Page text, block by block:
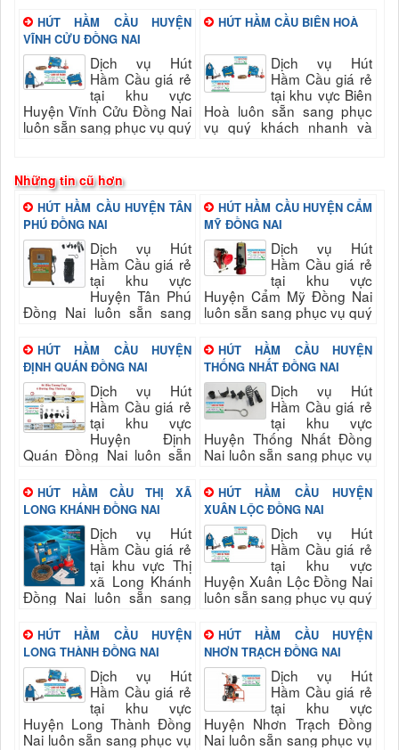
lượng hài long quý khách...
uy tín, chất lượng hài long
quý khách...
HÚT HẦM CẦU HUYỆN
VĨNH CỬU ĐỒNG NAI
Dịch vụ Hút
Hầm Cầu giá rẻ
tại khu vực
Huyện Vĩnh Cửu Đồng Nai
luôn sẵn sang phục vụ quý
quý khách...
HÚT HẦM CẦU BIÊN HOÀ
Dịch vụ Hút
Hầm Cầu giá rẻ
tại khu vực Biên
Hoà luôn sẵn sang phục
vụ quý khách nhanh và
Những tin cũ hơn
HÚT HẦM CẦU HUYỆN TÂN
PHÚ ĐỒNG NAI
Dịch vụ Hút
Hầm Cầu giá rẻ
tại khu vực
Huyện Tân Phú
Đồng Nai luôn sẵn sang
và đảm bảo uy tín, chất
lượng hài long quý khách...
HÚT HẦM CẦU HUYỆN CẨM
MỸ ĐỒNG NAI
Dịch vụ Hút
Hầm Cầu giá rẻ
tại khu vực
Huyện Cẩm Mỹ Đồng Nai
luôn sẵn sang phục vụ quý
uy tín, chất lượng hài long
quý khách...
HÚT HẦM CẦU HUYỆN
ĐỊNH QUÁN ĐỒNG NAI
Dịch vụ Hút
Hầm Cầu giá rẻ
tại khu vực
Huyện Định
Quán Đồng Nai luôn sẵn
nhanh và đảm bảo uy tín,
chất lượng hài long quý
khách...
HÚT HẦM CẦU HUYỆN
THỐNG NHẤT ĐỒNG NAI
Dịch vụ Hút
Hầm Cầu giá rẻ
tại khu vực
Huyện Thống Nhất Đồng
Nai luôn sẵn sang phục vụ
bảo uy tín, chất lượng hài
long quý...
HÚT HẦM CẦU THỊ XÃ
LONG KHÁNH ĐỒNG NAI
Dịch vụ Hút
Hầm Cầu giá rẻ
tại khu vực Thị
xã Long Khánh
Đồng Nai luôn sẵn sang
và đảm bảo uy tín, chất
lượng hài long quý...
HÚT HẦM CẦU HUYỆN
XUÂN LỘC ĐỒNG NAI
Dịch vụ Hút
Hầm Cầu giá rẻ
tại khu vực
Huyện Xuân Lộc Đồng Nai
luôn sẵn sang phục vụ quý
uy tín, chất lượng hài long
quý khách...
HÚT HẦM CẦU HUYỆN
LONG THÀNH ĐỒNG NAI
Dịch vụ Hút
Hầm Cầu giá rẻ
tại khu vực
Huyện Long Thành Đồng
Nai luôn sẵn sang phục vụ
HÚT HẦM CẦU HUYỆN
NHƠN TRẠCH ĐỒNG NAI
Dịch vụ Hút
Hầm Cầu giá rẻ
tại khu vực
Huyện Nhơn Trạch Đồng
Nai luôn sẵn sang phục vụ